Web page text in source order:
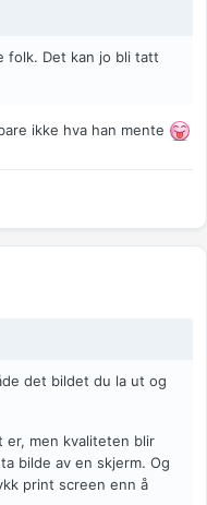
folk. Det kan jo bli tatt
ikke hva han mente
det bildet du la ut og
er, men kvaliteten blir
bilde av en skjerm. Og
print screen enn å